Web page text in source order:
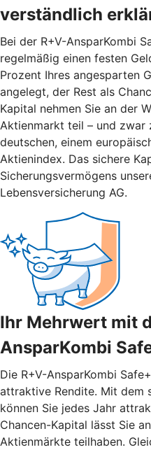
verständlich
Bei der R+V-AnsparKombi
regelmäßig einen festen
Prozent Ihres angesparten
angelegt, der Rest als
Kapital nehmen Sie an der
Aktienmarkt teil – und zwar
deutschen, einem
Aktienindex. Das sichere
Sicherungsvermögens
Lebensversicherung AG.
Ihr Mehrwert mit
AnsparKombi
Die R+V-AnsparKombi
attraktive Rendite. Mit dem
können Sie jedes Jahr
Chancen-Kapital lässt Sie
Aktienmärkte teilhaben.